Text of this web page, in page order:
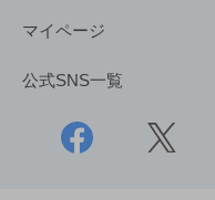
マイページ
公式SNS一覧